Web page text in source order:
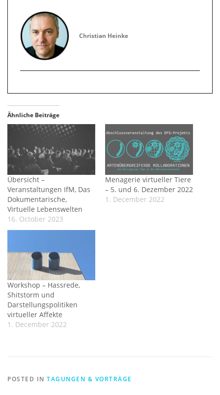
Christian Heinke
Ähnliche Beiträge
Übersicht –
Veranstaltungen IfM, Das
Dokumentarische,
Virtuelle Lebenswelten
16. October 2023
Menagerie virtueller Tiere
– 5. und 6. Dezember 2022
1. December 2022
Workshop – Hassrede,
Shitstorm und
Darstellungspolitiken
virtueller Affekte
1. December 2022
POSTED IN TAGUNGEN & VORTRÄGE